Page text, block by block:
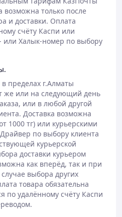
"мы не собираемся
или
веса- в этом случае чай
в день. Если принимать его
и уйдёт прямиком в туалет
рекомендуем тем, кто
много вредной пищи, тем,
мучного, и тем, кто после
ужин, заедая
однократный приём в
кишечник, устраняет
вес (кроме того, что из вас
граммов до пары
и застойной пищи (и
каловых масс,
кишечника). Двух-
курсами сдвинет
возможна только после
и доставки. Оплата
счёту Каспи или
или Халык-номер по выбору
в пределах г.Алматы
же или на следующий день
или в любой другой
Доставка возможна
1000 тг) или курьерскими
по выбору клиента
курьерской
доставки курьером
как вперёд, так и при
выбора других
товара обязательна
по удалённому счёту Каспи